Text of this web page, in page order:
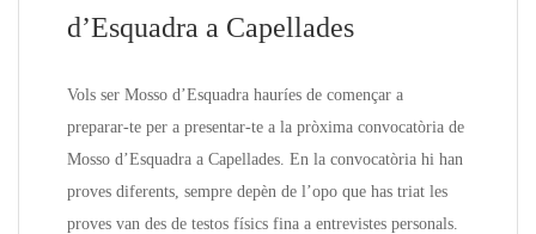
d’Esquadra a Capellades
Vols ser Mosso d’Esquadra hauríes de començar a
preparar-te per a presentar-te a la pròxima convocatòria de
Mosso d’Esquadra a Capellades. En la convocatòria hi han
proves diferents, sempre depèn de l’opo que has triat les
proves van des de testos físics fina a entrevistes personals.